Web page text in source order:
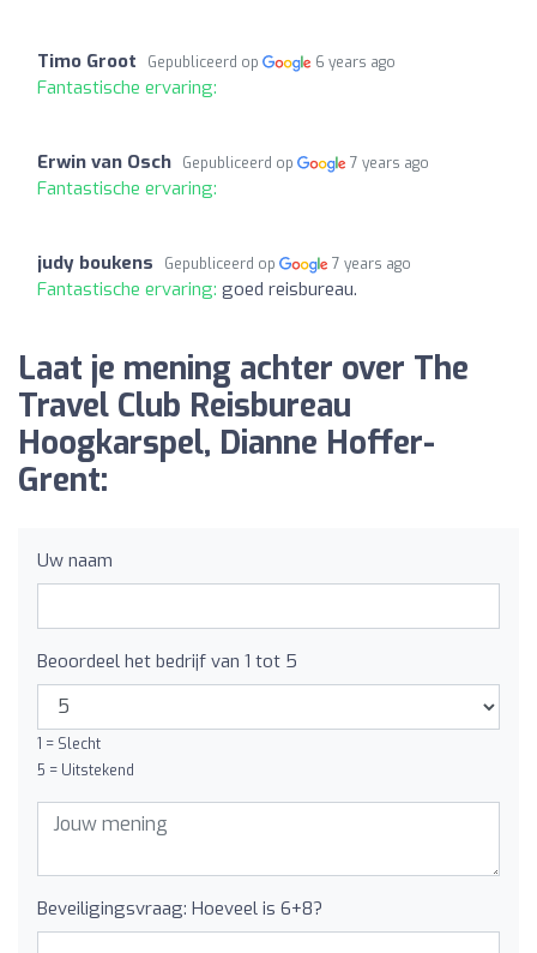
Timo Groot Gepubliceerd op 6 years ago
Fantastische ervaring:
Erwin van Osch Gepubliceerd op 7 years ago
Fantastische ervaring:
judy boukens Gepubliceerd op 7 years ago
Fantastische ervaring: goed reisbureau.
Laat je mening achter over The
Travel Club Reisbureau
Hoogkarspel, Dianne Hoffer-
Grent:
Uw naam
Beoordeel het bedrijf van 1 tot 5
1 = Slecht
5 = Uitstekend
Beveiligingsvraag: Hoeveel is 6+8?